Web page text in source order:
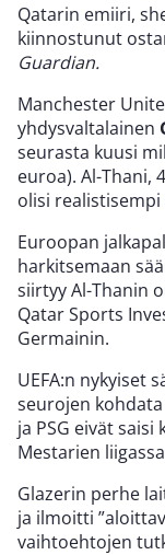
Qatarin emiiri,
kiinnostunut
Guardian.
Manchester
yhdysvaltalainen
seurasta kuusi
euroa). Al-Thani,
olisi realistisempi
Euroopan
harkitsemaan
siirtyy Al-Thanin
Qatar Sports
Germainin.
UEFA:n nykyiset
seurojen
ja PSG eivät
Mestarien
Glazerin perhe
ja ilmoitti
vaihtoehtojen